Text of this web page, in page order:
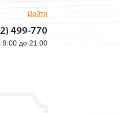
Войти
499-770
9:00 до 21:00
Объем: 10.57 м³
Мест: 1 шт.